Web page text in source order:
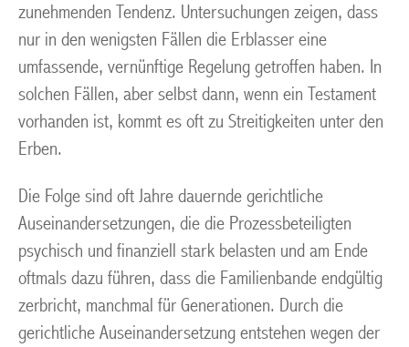
zunehmenden Tendenz. Untersuchungen zeigen, dass
nur in den wenigsten Fällen die Erblasser eine
umfassende, vernünftige Regelung getroffen haben. In
solchen Fällen, aber selbst dann, wenn ein Testament
vorhanden ist, kommt es oft zu Streitigkeiten unter den
Erben.
Die Folge sind oft Jahre dauernde gerichtliche
Auseinandersetzungen, die die Prozessbeteiligten
psychisch und finanziell stark belasten und am Ende
oftmals dazu führen, dass die Familienbande endgültig
zerbricht, manchmal für Generationen. Durch die
gerichtliche Auseinandersetzung entstehen wegen der